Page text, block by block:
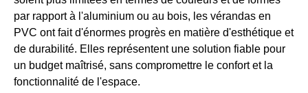
par rapport à l'aluminium ou au bois, les vérandas en
PVC ont fait d'énormes progrès en matière d'esthétique et
de durabilité. Elles représentent une solution fiable pour
un budget maîtrisé, sans compromettre le confort et la
fonctionnalité de l'espace.